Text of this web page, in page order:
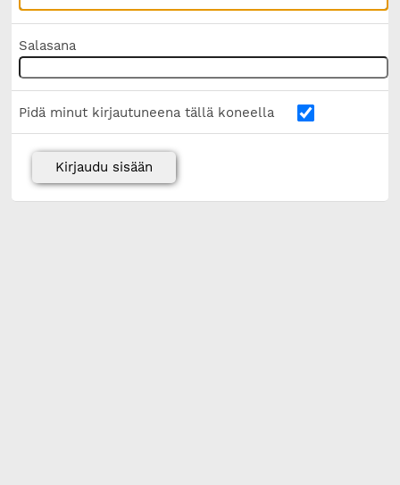
Salasana
Pidä minut kirjautuneena tällä koneella